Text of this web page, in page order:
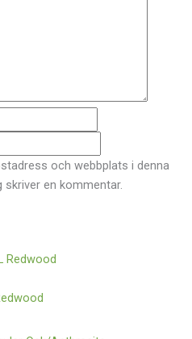
och webbplats i denna
skriver en kommentar.